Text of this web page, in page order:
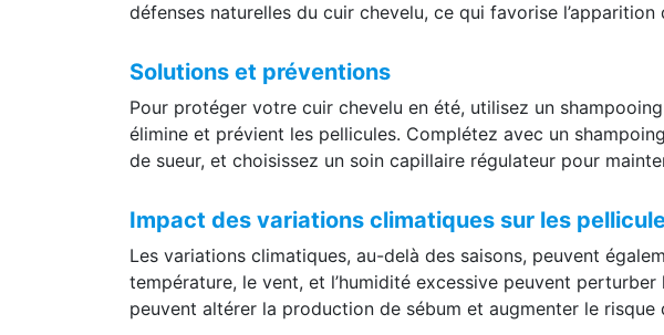
défenses naturelles du cuir chevelu, ce qui favorise l’apparition
Solutions et préventions
Pour protéger votre cuir chevelu en été, utilisez un
élimine et prévient les pellicules. Complétez avec un
de sueur, et choisissez un soin capillaire régulateur pour
Impact des variations climatiques sur les
Les variations climatiques, au-delà des saisons, peuvent
température, le vent, et l’humidité excessive peuvent
peuvent altérer la production de sébum et augmenter le risque